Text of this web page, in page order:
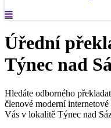
Úřední
Týnec nad
Hledáte odborného
členové moderní
Vás v lokalitě Týnec nad